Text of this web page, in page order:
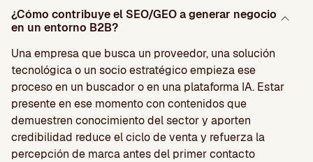
¿Cómo contribuye el SEO/GEO a generar negocio
en un entorno B2B?
Una empresa que busca un proveedor, una solución
tecnológica o un socio estratégico empieza ese
proceso en un buscador o en una plataforma IA. Estar
presente en ese momento con contenidos que
demuestren conocimiento del sector y aporten
credibilidad reduce el ciclo de venta y refuerza la
percepción de marca antes del primer contacto